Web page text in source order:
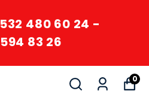
480 60 24 -
83 26
0